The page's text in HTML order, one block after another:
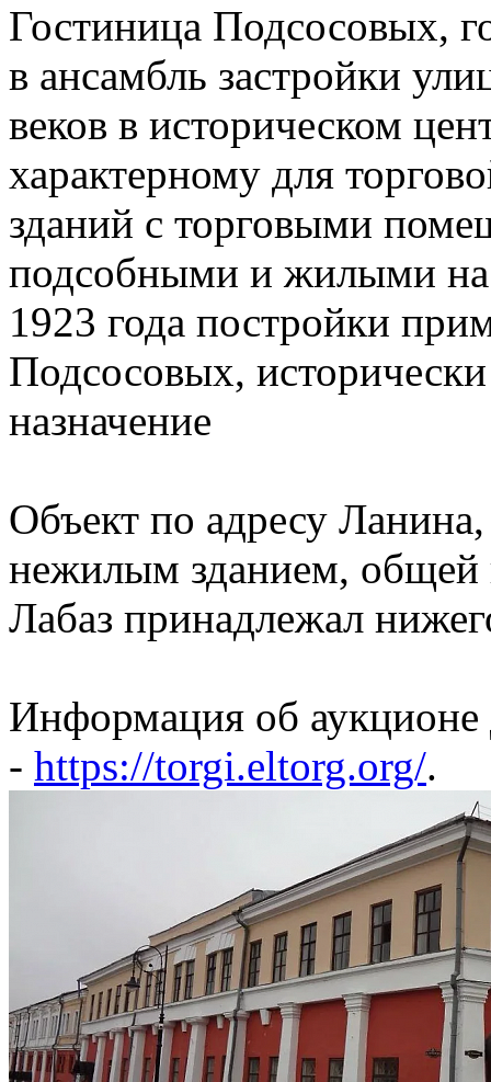
Гостиница Подсосовых,
в ансамбль застройки
веков в историческом
характерному для
зданий с торговыми
подсобными и жилыми на
1923 года постройки
Подсосовых,
назначение
Объект по адресу
нежилым зданием,
Лабаз принадлежал
Информация об аукционе
- https://torgi.eltorg.org/.